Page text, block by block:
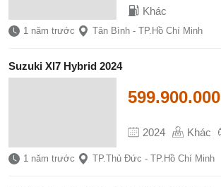
Khác
1 năm trước Tân Bình - TP.Hồ Chí Minh
Suzuki Xl7 Hybrid 2024
2024 Khác
599.900.000
1 năm trước TP.Thủ Đức - TP.Hồ Chí Minh